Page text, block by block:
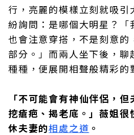
行，亮麗的模樣立刻就吸引
紛詢問：是哪個大明星？「
也會注意穿搭，不是刻意的
部分。」而兩人坐下後，聊
種種，便展開相聲般精彩的
「不可能會有神仙伴侶，
挖瘡疤、揭老底。」薇姐很
休夫妻的相處之道 。